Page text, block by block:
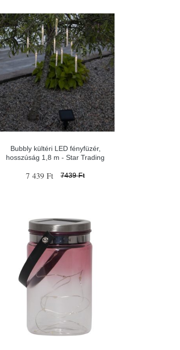
Bubbly kültéri LED fényfüzér,
hosszúság 1,8 m - Star Trading
7 439 Ft 7439 Ft